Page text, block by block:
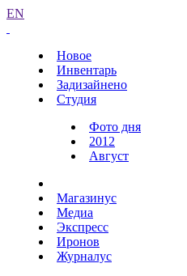
EN
Новое
Инвентарь
Задизайнено
Студия
Фото дня
2012
Август
Магазинус
Медиа
Экспресс
Иронов
Журналус